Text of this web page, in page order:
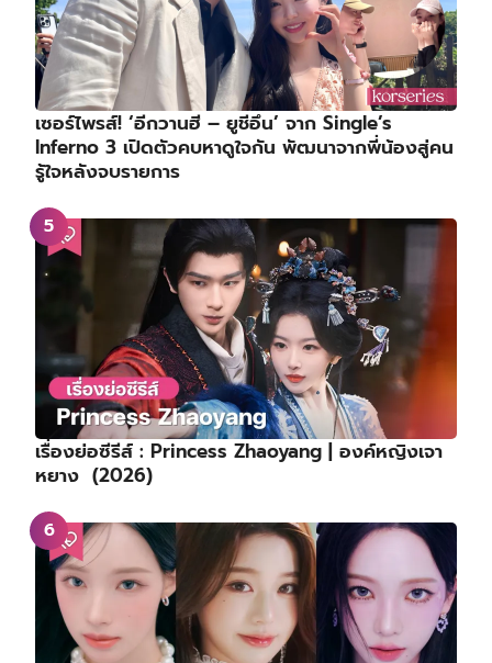
เซอร์ไพรส์! ‘อีกวานฮี – ยูชีอึน’ จาก Single’s
Inferno 3 เปิดตัวคบหาดูใจกัน พัฒนาจากพี่น้องสู่คน
รู้ใจหลังจบรายการ
เรื่องย่อซีรีส์ : Princess Zhaoyang | องค์หญิงเจา
หยาง (2026)